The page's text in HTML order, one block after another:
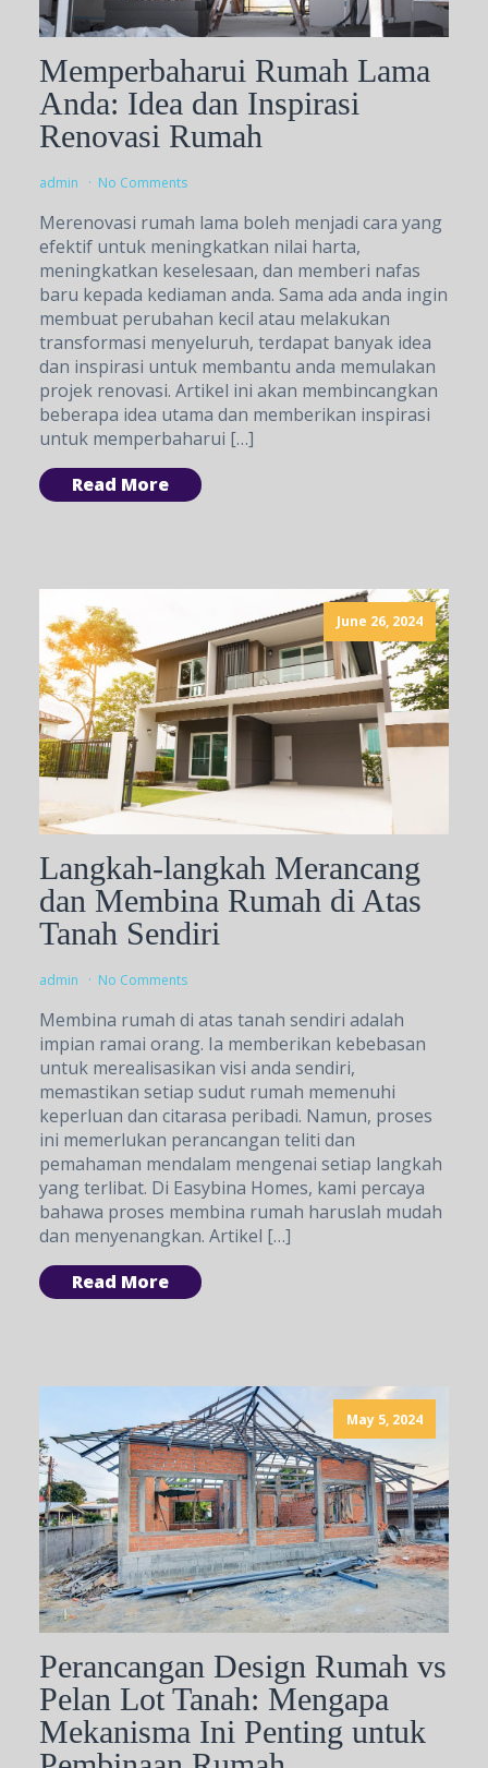
Memperbaharui Rumah Lama
Anda: Idea dan Inspirasi
Renovasi Rumah
admin No Comments
Merenovasi rumah lama boleh menjadi cara yang
efektif untuk meningkatkan nilai harta,
meningkatkan keselesaan, dan memberi nafas
baru kepada kediaman anda. Sama ada anda ingin
membuat perubahan kecil atau melakukan
transformasi menyeluruh, terdapat banyak idea
dan inspirasi untuk membantu anda memulakan
projek renovasi. Artikel ini akan membincangkan
beberapa idea utama dan memberikan inspirasi
untuk memperbaharui […]
Read More
June 26, 2024
Langkah-langkah Merancang
dan Membina Rumah di Atas
Tanah Sendiri
admin No Comments
Membina rumah di atas tanah sendiri adalah
impian ramai orang. Ia memberikan kebebasan
untuk merealisasikan visi anda sendiri,
memastikan setiap sudut rumah memenuhi
keperluan dan citarasa peribadi. Namun, proses
ini memerlukan perancangan teliti dan
pemahaman mendalam mengenai setiap langkah
yang terlibat. Di Easybina Homes, kami percaya
bahawa proses membina rumah haruslah mudah
dan menyenangkan. Artikel […]
Read More
May 5, 2024
Perancangan Design Rumah vs
Pelan Lot Tanah: Mengapa
Mekanisma Ini Penting untuk